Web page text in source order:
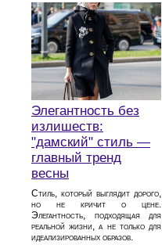
Элегантность без
излишеств:
"дамский" стиль —
главный тренд
весны
Стиль, который выглядит дорого,
но не кричит о цене.
Элегантность, подходящая для
реальной жизни, а не только для
идеализированных образов.